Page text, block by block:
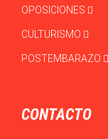
OPOSICIONES
CULTURISMO
POSTEMBARAZO
CONTACTO